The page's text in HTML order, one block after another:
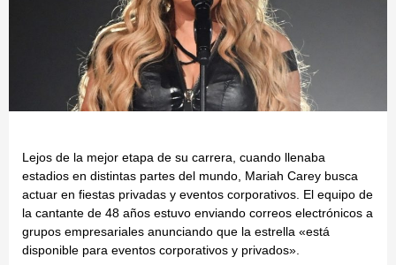
Lejos de la mejor etapa de su carrera, cuando llenaba
estadios en distintas partes del mundo, Mariah Carey busca
actuar en fiestas privadas y eventos corporativos. El equipo de
la cantante de 48 años estuvo enviando correos electrónicos a
grupos empresariales anunciando que la estrella «está
disponible para eventos corporativos y privados».